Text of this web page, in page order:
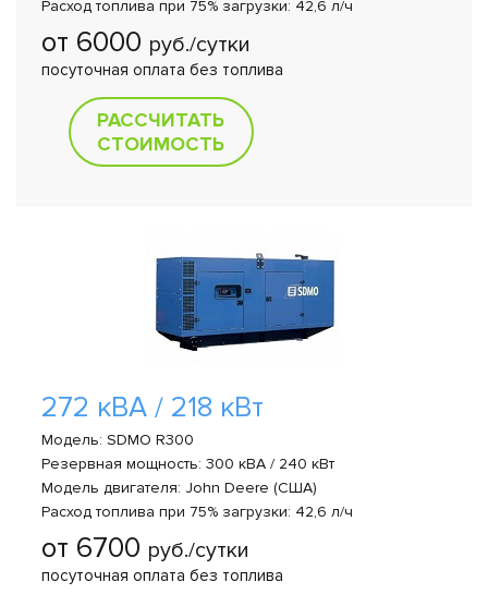
Расход топлива при 75% загрузки: 42,6 л/ч
от 6000 руб./сутки
посуточная оплата без топлива
РАССЧИТАТЬ
СТОИМОСТЬ
272 кВА / 218 кВт
Модель: SDMO R300
Резервная мощность: 300 кВА / 240 кВт
Модель двигателя: John Deere (США)
Расход топлива при 75% загрузки: 42,6 л/ч
от 6700 руб./сутки
посуточная оплата без топлива